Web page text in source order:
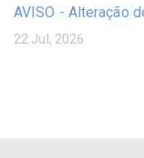
AVISO - Alteração
22 Jul, 2026